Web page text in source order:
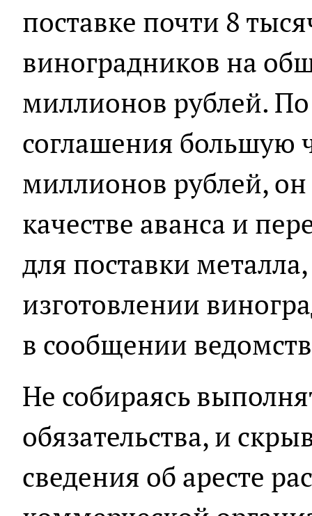
поставке почти 8
виноградников на
миллионов рублей.
соглашения большую
миллионов рублей,
качестве аванса и
для поставки
изготовлении
в сообщении
Не собираясь
обязательства, и
сведения об аресте